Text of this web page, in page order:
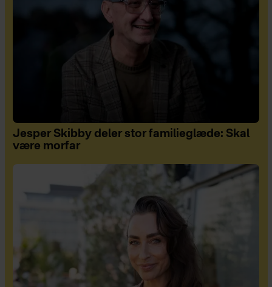
Jesper Skibby deler stor familieglæde: Skal
være morfar